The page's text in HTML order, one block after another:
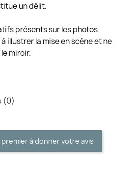
un délit.
présents sur les photos
illustrer la mise en scène et ne
miroir.
(0)
premier à donner votre avis